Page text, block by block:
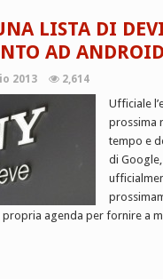
LISTA DI
AD
2013 2,614
Ufficiale
prossima
tempo e
di
propria agenda per fornire a